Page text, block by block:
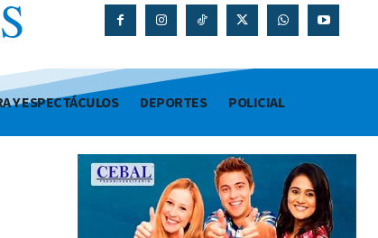
Y ESPECTÁCULOS DEPORTES POLICIAL